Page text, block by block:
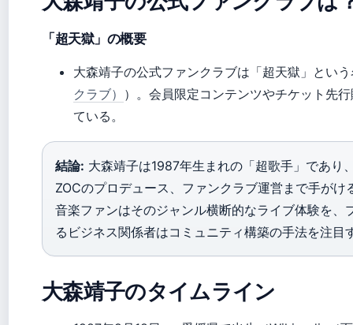
「超天獄」の概要
大森靖子の公式ファンクラブは「超天獄」とい
クラブ） ）。会員限定コンテンツやチケット先
ている。
結論: 大森靖子は1987年生まれの「超歌手」であり
ZOCのプロデュース、ファンクラブ運営まで手がけ
音楽ファンはそのジャンル横断的なライブ体験を、
るビジネス関係者はコミュニティ構築の手法を注目
大森靖子のタイムライン